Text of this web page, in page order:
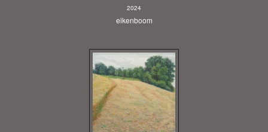
2024
eikenboom